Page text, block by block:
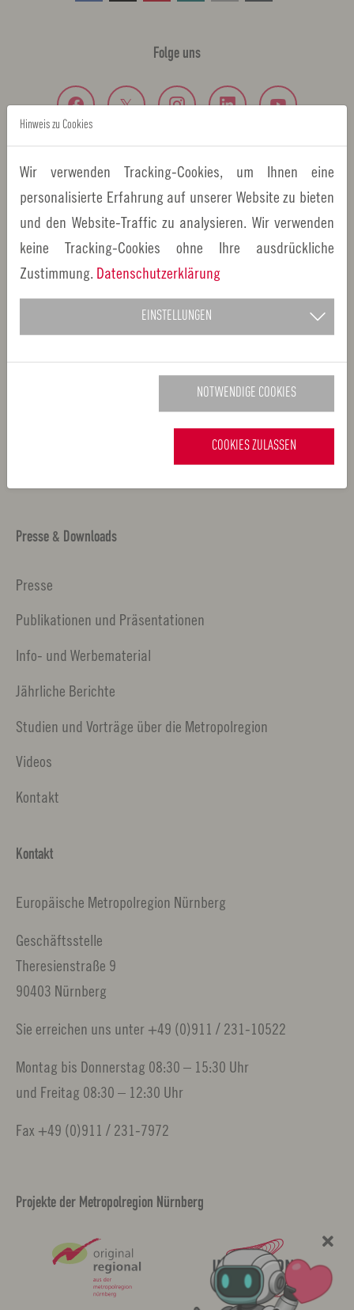
Folge uns
Über Uns
Leben
Arbeiten
Fachforen
Presse & Downloads
Presse
Publikationen und Präsentationen
Info- und Werbematerial
Jährliche Berichte
Studien und Vorträge über die Metropolregion
Videos
Kontakt
Kontakt
Europäische Metropolregion Nürnberg
Geschäftsstelle
Theresienstraße 9
90403 Nürnberg
Sie erreichen uns unter +49 (0)911 / 231-10522
Montag bis Donnerstag 08:30 – 15:30 Uhr
und Freitag 08:30 – 12:30 Uhr
Fax +49 (0)911 / 231-7972
Projekte der Metropolregion Nürnberg
Hinweis zu Cookies
Wir verwenden Tracking-Cookies, um Ihnen eine
personalisierte Erfahrung auf unserer Website zu bieten
und den Website-Traffic zu analysieren. Wir verwenden
keine Tracking-Cookies ohne Ihre ausdrückliche
Zustimmung. Datenschutzerklärung
EINSTELLUNGEN
NOTWENDIGE COOKIES
COOKIES ZULASSEN